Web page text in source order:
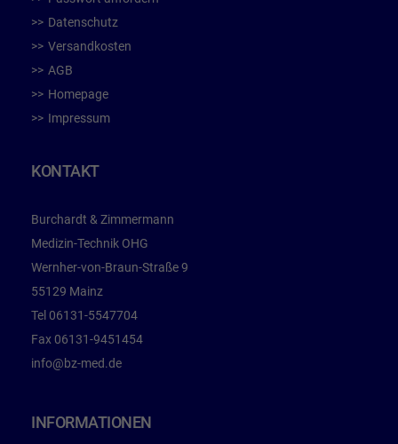
Datenschutz
Versandkosten
AGB
Homepage
Impressum
KONTAKT
Burchardt & Zimmermann
Medizin-Technik OHG
Wernher-von-Braun-Straße 9
55129 Mainz
Tel 06131-5547704
Fax 06131-9451454
info@bz-med.de
INFORMATIONEN